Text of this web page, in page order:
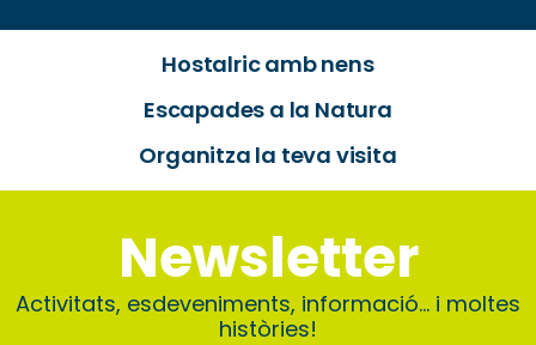
Hostalric amb nens
Escapades a la Natura
Organitza la teva visita
Newsletter
Activitats, esdeveniments, informació… i moltes
històries!